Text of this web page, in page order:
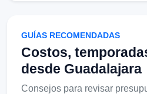
GUÍAS RECOMENDADAS
Costos,
desde Guadalajara
Consejos para revisar